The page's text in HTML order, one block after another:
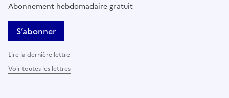
Abonnement hebdomadaire gratuit
S’abonner
Lire la dernière lettre
Voir toutes les lettres